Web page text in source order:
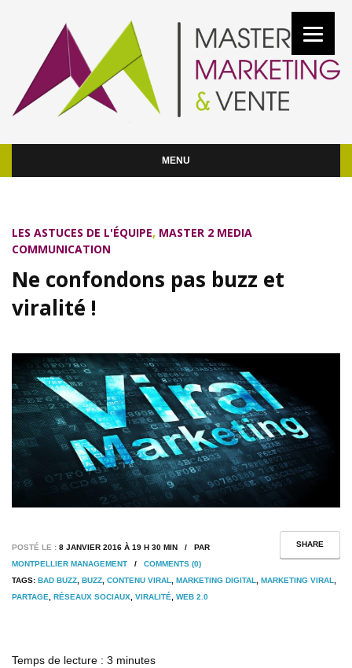
MENU
LES ASTUCES DE L'ÉQUIPE, MASTER 2 MEDIA
COMMUNICATION
Ne confondons pas buzz et
viralité !
SHARE
POSTÉ LE : 8 JANVIER 2016 À 19 H 30 MIN / PAR
MONTPELLIER MANAGEMENT / COMMENTS (0)
TAGS: BAD BUZZ BUZZ CONTENU VIRAL MARKETING DIGITAL MARKETING VIRAL
PARTAGE
RÉSEAUX SOCIAUX VIRALITÉ WEB 2.0
Temps de lecture : 3 minutes